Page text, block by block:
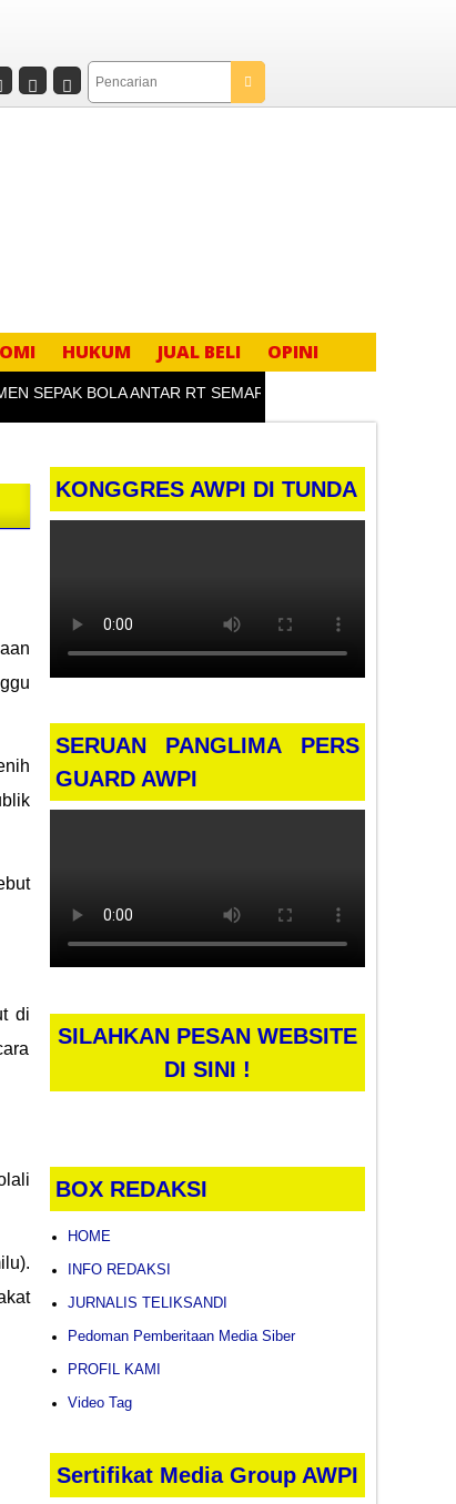
HUKUM JUAL BELI OPINI
BOLA ANTAR RT SEMARAKKAN HUT KE-81 RI DI
di
KONGGRES AWPI DI TUNDA
SERUAN PANGLIMA PERS
GUARD AWPI
SILAHKAN PESAN WEBSITE
DI SINI !
BOX REDAKSI
HOME
INFO REDAKSI
JURNALIS TELIKSANDI
Pedoman Pemberitaan Media Siber
PROFIL KAMI
Video Tag
Sertifikat Media Group AWPI